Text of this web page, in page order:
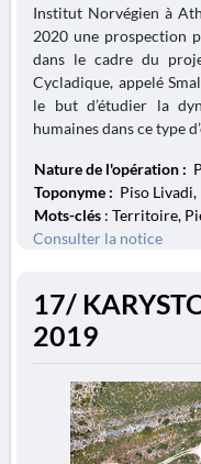
Institut Norvégien à
2020 une prospection
dans le cadre du
Cycladique, appelé
le but d’étudier la
humaines dans ce type
Nature de l'opération :
Toponyme : Piso
Mots-clés : Territoire,
Consulter la notice
17/
2019